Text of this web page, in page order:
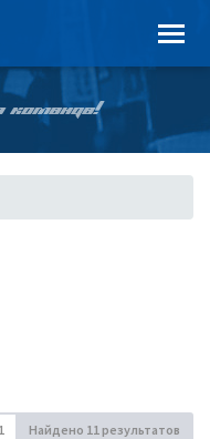
КОМАНДА!
1 Найдено 11 результатов